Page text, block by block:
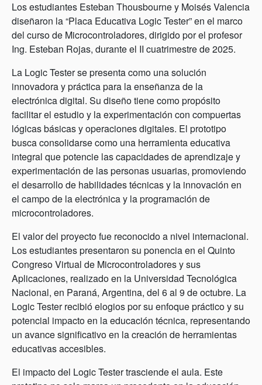
Los estudiantes Esteban Thousbourne y Moisés Valencia
diseñaron la “Placa Educativa Logic Tester” en el marco
del curso de Microcontroladores, dirigido por el profesor
Ing. Esteban Rojas, durante el II cuatrimestre de 2025.
La Logic Tester se presenta como una solución
innovadora y práctica para la enseñanza de la
electrónica digital. Su diseño tiene como propósito
facilitar el estudio y la experimentación con compuertas
lógicas básicas y operaciones digitales. El prototipo
busca consolidarse como una herramienta educativa
integral que potencie las capacidades de aprendizaje y
experimentación de las personas usuarias, promoviendo
el desarrollo de habilidades técnicas y la innovación en
el campo de la electrónica y la programación de
microcontroladores.
El valor del proyecto fue reconocido a nivel internacional.
Los estudiantes presentaron su ponencia en el Quinto
Congreso Virtual de Microcontroladores y sus
Aplicaciones, realizado en la Universidad Tecnológica
Nacional, en Paraná, Argentina, del 6 al 9 de octubre. La
Logic Tester recibió elogios por su enfoque práctico y su
potencial impacto en la educación técnica, representando
un avance significativo en la creación de herramientas
educativas accesibles.
El impacto del Logic Tester trasciende el aula. Este